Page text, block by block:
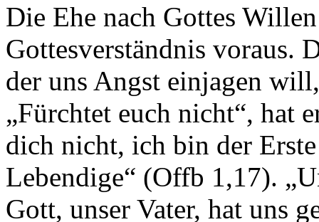
Die Ehe nach Gottes
Gottesverständnis voraus.
der uns Angst einjagen
„Fürchtet euch nicht“, hat
dich nicht, ich bin der
Lebendige“ (Offb 1,17).
Gott, unser Vater, hat uns